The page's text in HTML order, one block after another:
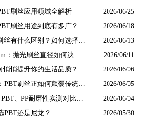
刷丝应用领域全解析 2026/06/25
刷丝用途到底有多广？ 2026/06/18
有什么区别？如何选择更
2026/06/13
：抛光刷丝直径如何决定
2026/06/11
悄悄提升你的生活品质？ 2026/06/06
PBT刷丝正如何颠覆传统清
2026/06/05
PBT、PP耐磨性实测对比：
？
2026/06/04
PBT还是尼龙？ 2026/05/30